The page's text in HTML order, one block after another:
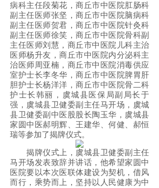
病科主任段菊花，商丘市中医院肛肠科
副主任医师张坚，商丘市中医院脑病科
副主任医师贺君，商丘市中医院针灸科
副主任医师徐笑，商丘市中医院骨科副
主任医师刘慧，商丘市中医院儿科主治
医师杨升友，商丘市中医院内分泌科主
治医师周亚楠，商丘市中医院消毒供应
室护士长李冬华，商丘市中医院脾胃肝
胆护士长杨洋洋，商丘市中医院骨二科
护士长韩丽，虞城县医保局副局长于
强，虞城县卫健委副主任马开场，虞城
县卫健委副中医股股长陶玉华，虞城县
家圆中医郝明辉、王建华、何健、郝恒
瑞等参加了揭牌仪式。
揭牌仪式上，虞城县卫健委副主任
马开场发表致辞并讲话，他希望家圆中
医院要以本次医联体建设为契机，借风
而行，乘势而上，坚持以人民健康为中